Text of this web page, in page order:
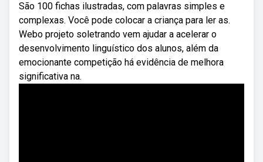
São 100 fichas ilustradas, com palavras simples e
complexas. Você pode colocar a criança para ler as.
Webo projeto soletrando vem ajudar a acelerar o
desenvolvimento linguístico dos alunos, além da
emocionante competição há evidência de melhora
significativa na.